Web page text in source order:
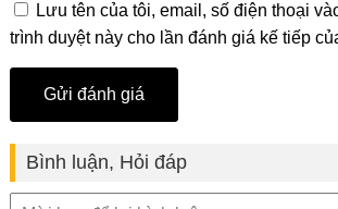
Lưu tên của tôi, email, số điện thoại
trình duyệt này cho lần đánh giá kế tiếp
Bình luận, Hỏi đáp